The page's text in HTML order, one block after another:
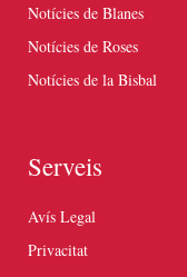
Notícies de Blanes
Notícies de Roses
Notícies de la Bisbal
Serveis
Avís Legal
Privacitat